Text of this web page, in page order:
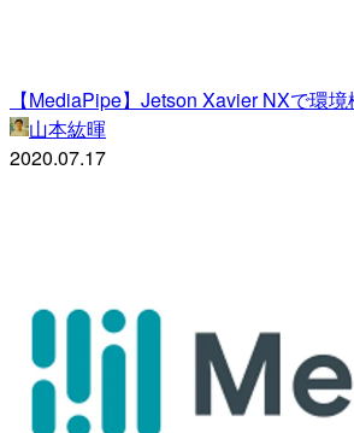
【MediaPipe】Jetson Xavier NXで環
山本紘暉
2020.07.17